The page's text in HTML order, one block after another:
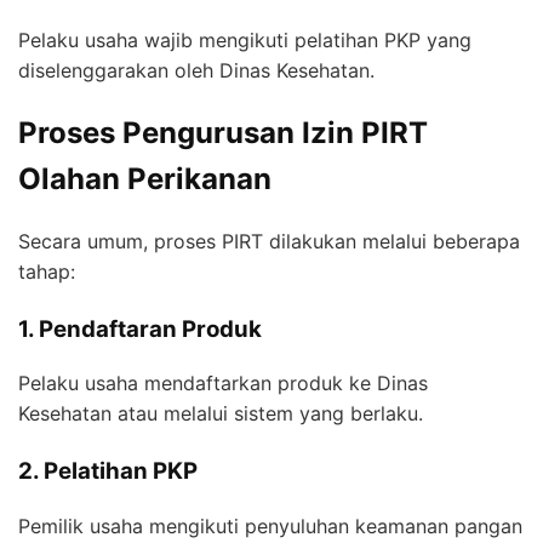
Pelaku usaha wajib mengikuti pelatihan PKP yang
diselenggarakan oleh Dinas Kesehatan.
Proses Pengurusan Izin PIRT
Olahan Perikanan
Secara umum, proses PIRT dilakukan melalui beberapa
tahap:
1. Pendaftaran Produk
Pelaku usaha mendaftarkan produk ke Dinas
Kesehatan atau melalui sistem yang berlaku.
2. Pelatihan PKP
Pemilik usaha mengikuti penyuluhan keamanan pangan